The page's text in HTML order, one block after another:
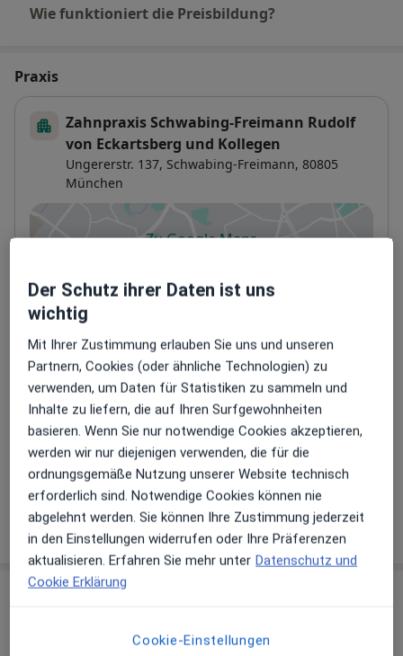
Wie funktioniert die Preisbildung?
Praxis
Zahnpraxis Schwabing-Freimann Rudolf
von Eckartsberg und Kollegen
Ungererstr. 137, Schwabing-Freimann, 80805
München
Zu Google Mapsöffnet in einer neuen
Verfügbarkeit
Rudolf von Eckartsberg bietet an diesem Standort
über Jameda keine Online-Terminbuchung an
Zahlungsmodalitäten (private Besuche)
Akzeptierte VersicherungenDetails
Telefonnummer
089 3...Telefonnummer anzeigen
089 36...Telefonnummer anzeigen
Mehr Details anzeigen
über die Adresse
Bewerten
Der Schutz ihrer Daten ist uns
wichtig
Mit Ihrer Zustimmung erlauben Sie uns und unseren
Partnern, Cookies (oder ähnliche Technologien) zu
verwenden, um Daten für Statistiken zu sammeln und
Inhalte zu liefern, die auf Ihren Surfgewohnheiten
basieren. Wenn Sie nur notwendige Cookies akzeptieren,
werden wir nur diejenigen verwenden, die für die
ordnungsgemäße Nutzung unserer Website technisch
erforderlich sind. Notwendige Cookies können nie
abgelehnt werden. Sie können Ihre Zustimmung jederzeit
in den Einstellungen widerrufen oder Ihre Präferenzen
aktualisieren. Erfahren Sie mehr unter Datenschutz und
Cookie Erklärung
Cookie-Einstellungen